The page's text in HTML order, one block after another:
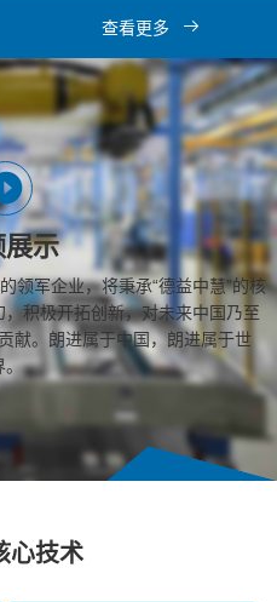
查看更多
示
领军企业，将秉承“德益中慧”的核
积极开拓创新，对未来中国乃至
献。朗进属于中国，朗进属于世
。
心技术